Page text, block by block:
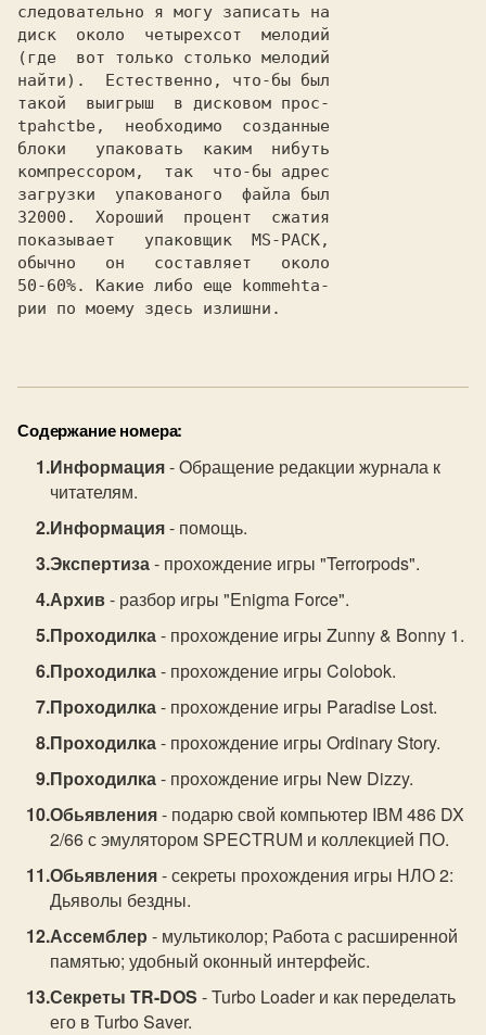
следовательно я могу записать на
диск  около  четырехсот  мелодий
(где  вот только столько мелодий
найти).  Естественно, что-бы был
такой  выигрыш  в дисковом прос-
tpahctbe,  необходимо  созданные
блоки   упаковать  каким  нибуть
компрессором,  так  что-бы адрес
загрузки  упакованого  файла был
32000.  Хороший  процент  сжатия
показывает   упаковщик  MS-РАСК,
обычно   он   составляет   около
50-60%. Какие либо еще kommehta-
рии по моему здесь излишни.
Содержание номера:
Информация- Oбращение редакции журнала к
читателям.
Информация- помощь.
Экспертиза- прохождение игры "Terrorpods".
Архив- разбор игры "Enigma Force".
Проходилка- прохождение игры Zunny & Bonny 1.
Проходилка- прохождение игры Colobok.
Проходилка- прохождение игры Paradise Lost.
Проходилка- прохождение игры Ordinary Story.
Проходилка- прохождение игры New Dizzy.
Обьявления- подарю свой компьютер IВM 486 DX
2/66 с эмулятором SРECTRUM и коллекцией ПО.
Обьявления- секреты прохождения игры НЛО 2:
Дьяволы бездны.
Ассемблер - мультиколор; Работа с расширенной
памятью; удобный оконный интерфейс.
Секреты TR-DOS - Turbo Loader и как переделать
его в Turbo Saver.